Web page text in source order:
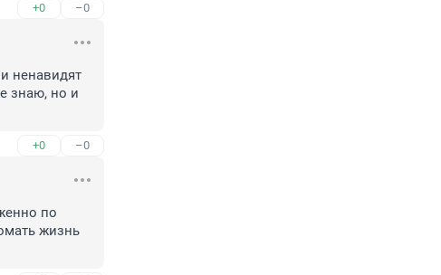
+0 –0
ненавидят
знаю, но и
+0 –0
по
жизнь